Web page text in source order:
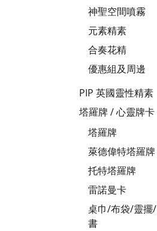
神聖空間噴霧
元素精素
合奏花精
優惠組及周邊
PIP 英國靈性精素
塔羅牌 / 心靈牌卡
塔羅牌
萊德偉特塔羅牌
托特塔羅牌
雷諾曼卡
桌巾/布袋/靈擺/
書